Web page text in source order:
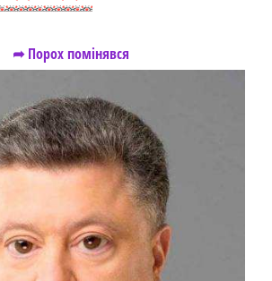
➦ Порох помінявся